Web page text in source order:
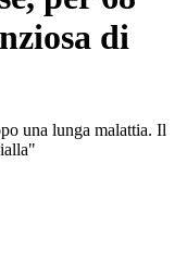
di
una lunga malattia. Il